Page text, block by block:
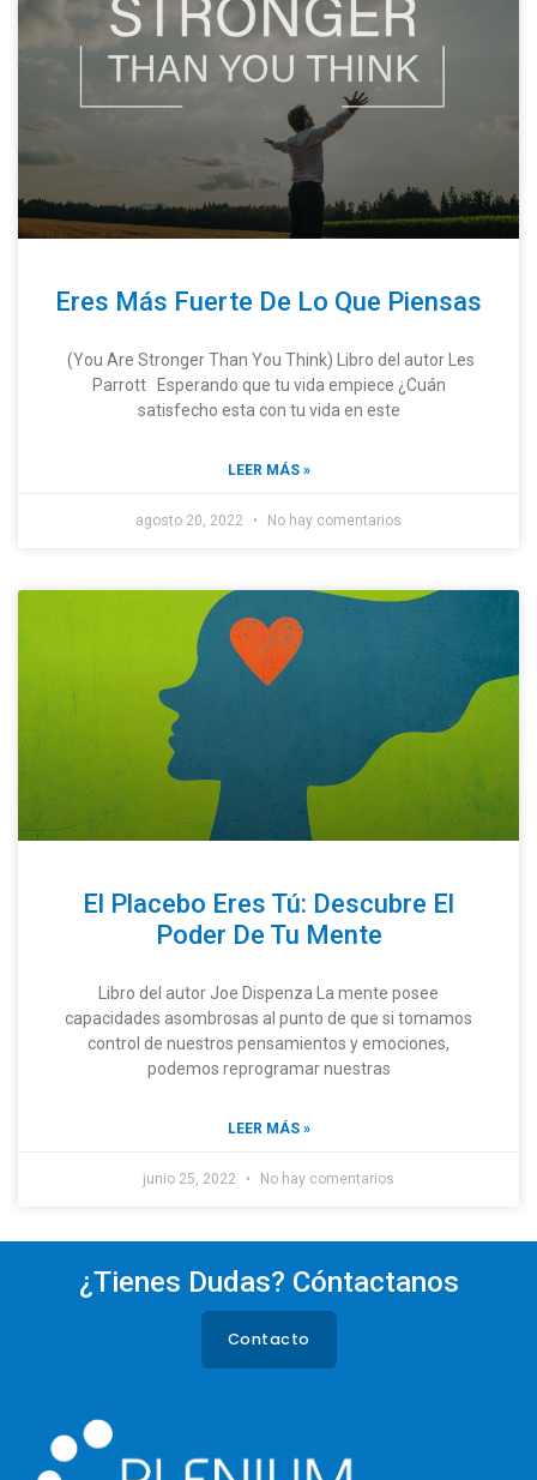
Eres Más Fuerte De Lo Que Piensas
(You Are Stronger Than You Think) Libro del autor Les
Parrott Esperando que tu vida empiece ¿Cuán
satisfecho esta con tu vida en este
LEER MÁS »
agosto 20, 2022 No hay comentarios
El Placebo Eres Tú: Descubre El
Poder De Tu Mente
Libro del autor Joe Dispenza La mente posee
capacidades asombrosas al punto de que si tomamos
control de nuestros pensamientos y emociones,
podemos reprogramar nuestras
LEER MÁS »
junio 25, 2022 No hay comentarios
¿Tienes Dudas? Cóntactanos
Contacto